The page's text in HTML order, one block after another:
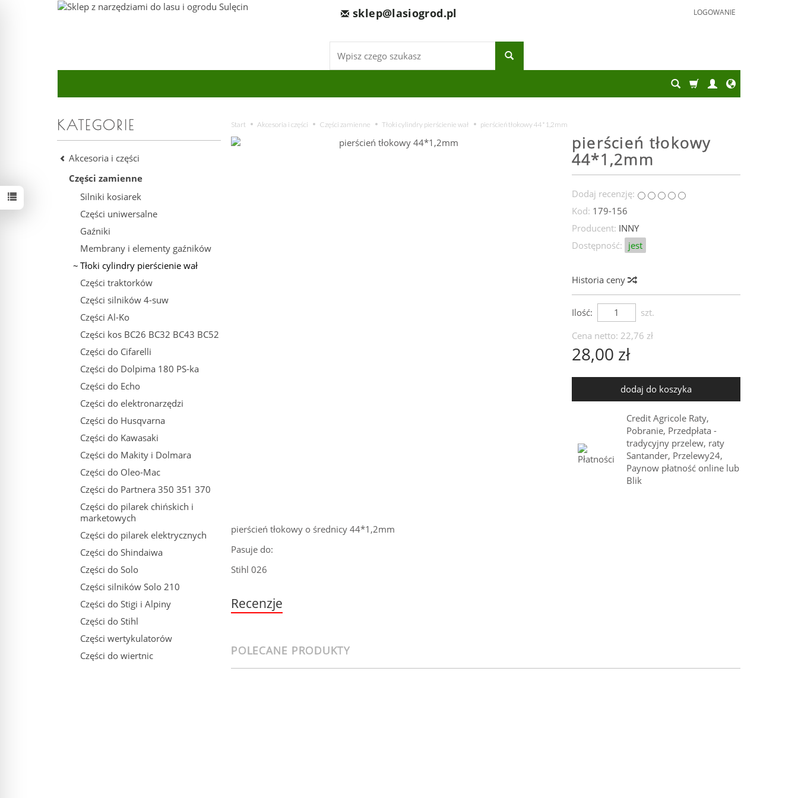
sklep@lasiogrod.pl LOGOWANIE
Start Akcesoria i części Części zamienne Tłoki cylindry pierścienie wał pierścień tłokowy 44*1,2mm
pierścień tłokowy
44*1,2mm
Dodaj recenzję:
Kod: 179-156
Producent: INNY
Dostępność: jest
Historia ceny
Ilość:
szt.
Cena netto: 22,76 zł
28,00 zł
dodaj do koszyka
Credit Agricole Raty,
Pobranie, Przedpłata -
tradycyjny przelew, raty
Santander, Przelewy24,
Paynow płatność online lub
Blik
pierścień tłokowy o średnicy 44*1,2mm
Pasuje do:
Stihl 026
Recenzje
POLECANE PRODUKTY
KATEGORIE
Akcesoria i części
Części zamienne
Silniki kosiarek
Części uniwersalne
Gaźniki
Membrany i elementy gaźników
Tłoki cylindry pierścienie wał
Części traktorków
Części silników 4-suw
Części Al-Ko
Części kos BC26 BC32 BC43 BC52
Części do Cifarelli
Części do Dolpima 180 PS-ka
Części do Echo
Części do elektronarzędzi
Części do Husqvarna
Części do Kawasaki
Części do Makity i Dolmara
Części do Oleo-Mac
Części do Partnera 350 351 370
Części do pilarek chińskich i
marketowych
Części do pilarek elektrycznych
Części do Shindaiwa
Części do Solo
Części silników Solo 210
Części do Stigi i Alpiny
Części do Stihl
Części wertykulatorów
Części do wiertnic